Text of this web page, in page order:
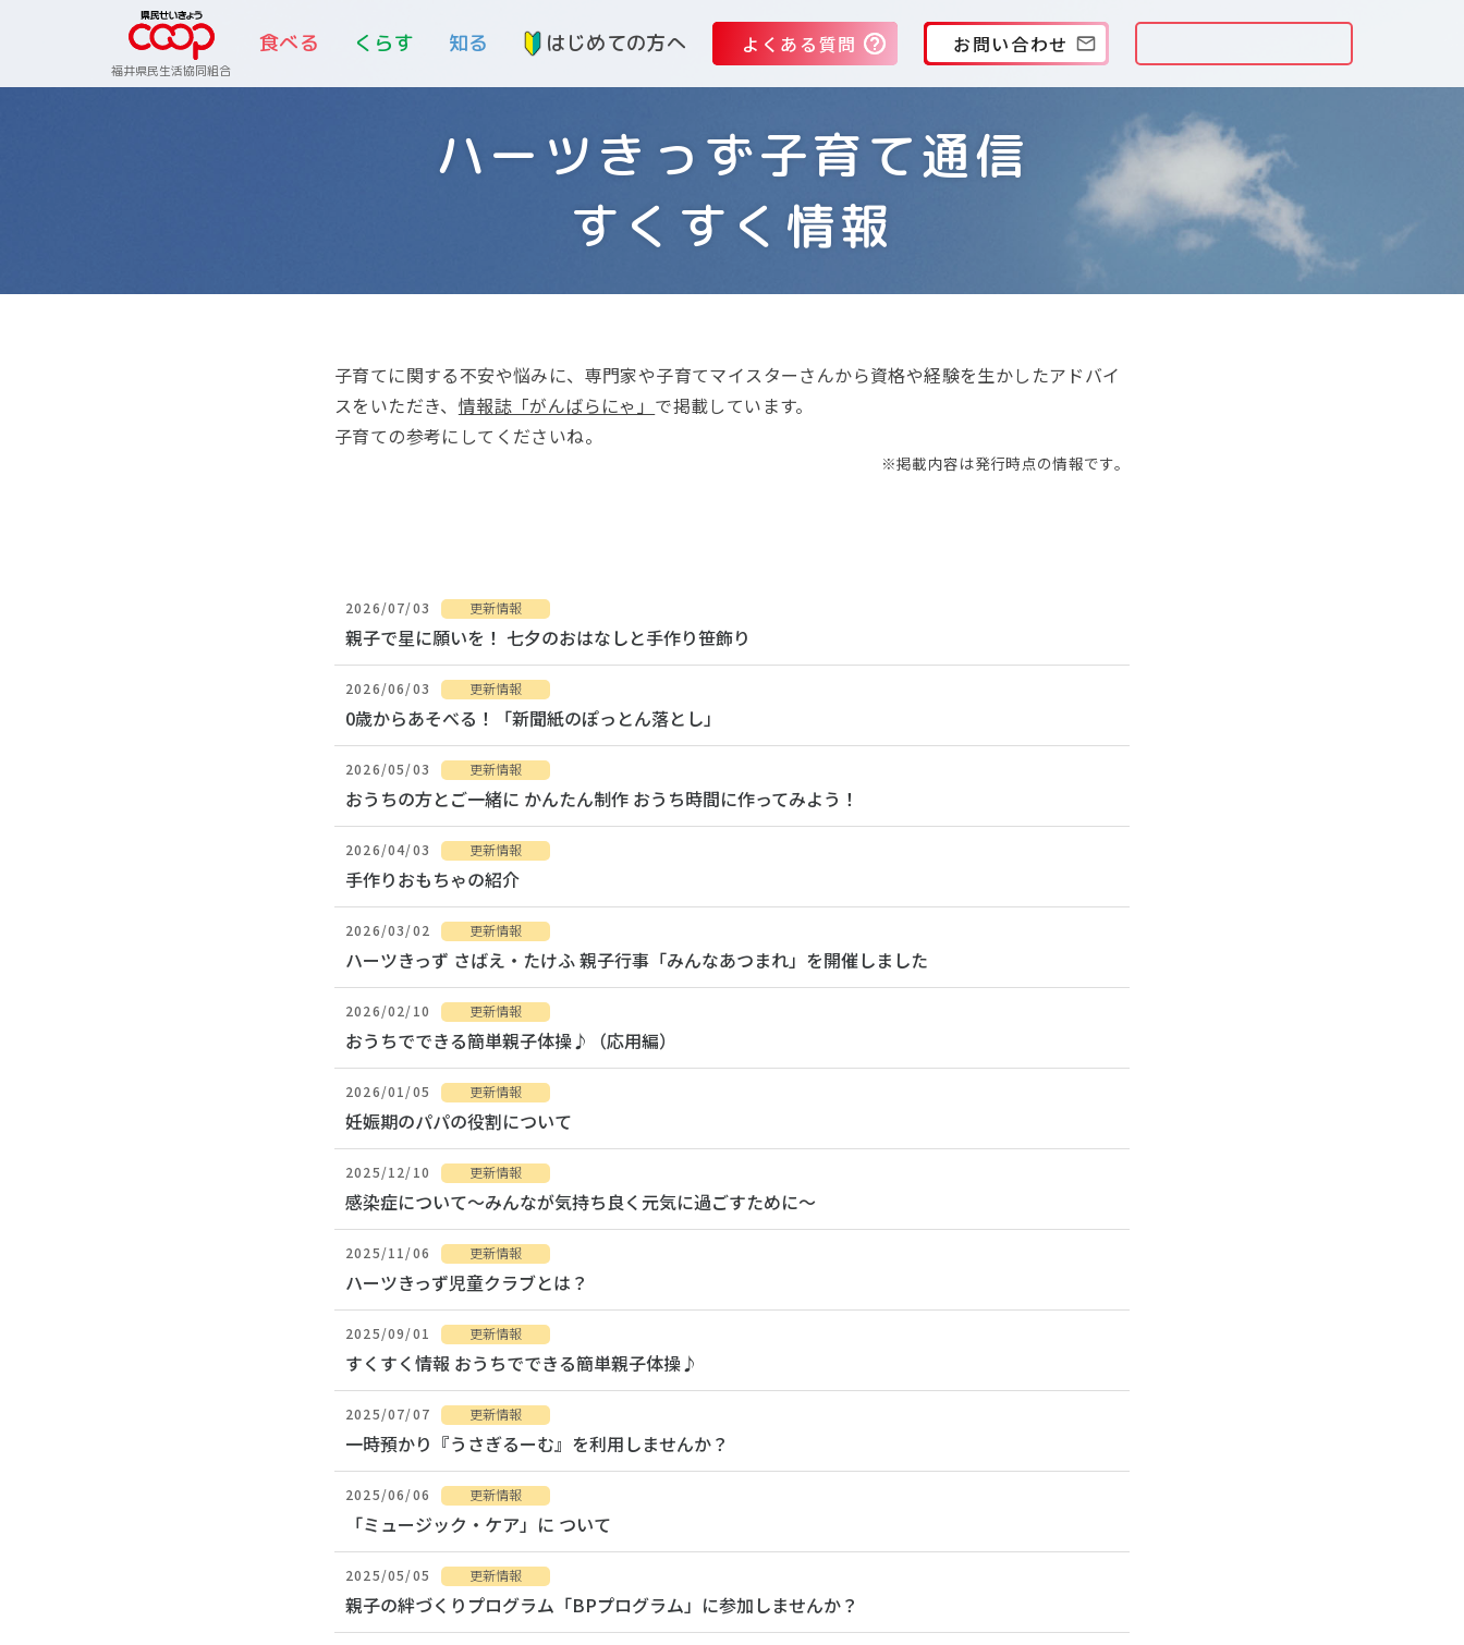
福井県民生活協同組合
食べる くらす 知る はじめての方へ よくある質問 お問い合わせ
ハーツきっず子育て通信
すくすく情報
子育てに関する不安や悩みに、専門家や子育てマイスターさんから資格や経験を生かしたアドバイ
スをいただき、 情報誌「がんばらにゃ」 で掲載しています。
子育ての参考にしてくださいね。
※掲載内容は発行時点の情報です。
2026/07/03 更新情報
親子で星に願いを！ 七夕のおはなしと手作り笹飾り
2026/06/03 更新情報
0歳からあそべる！「新聞紙のぽっとん落とし」
2026/05/03 更新情報
おうちの方とご一緒に かんたん制作 おうち時間に作ってみよう！
2026/04/03 更新情報
手作りおもちゃの紹介
2026/03/02 更新情報
ハーツきっず さばえ・たけふ 親子行事「みんなあつまれ」を開催しました
2026/02/10 更新情報
おうちでできる簡単親子体操♪（応用編）
2026/01/05 更新情報
妊娠期のパパの役割について
2025/12/10 更新情報
感染症について～みんなが気持ち良く元気に過ごすために～
2025/11/06 更新情報
ハーツきっず児童クラブとは？
2025/09/01 更新情報
すくすく情報 おうちでできる簡単親子体操♪
2025/07/07 更新情報
一時預かり『うさぎるーむ』を利用しませんか？
2025/06/06 更新情報
「ミュージック・ケア」に ついて
2025/05/05 更新情報
親子の絆づくりプログラム「BPプログラム」に参加しませんか？